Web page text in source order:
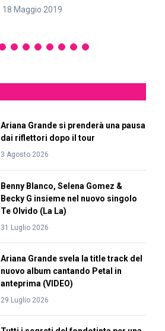
18 Maggio 2019
Ariana Grande si prenderà una pausa
dai riflettori dopo il tour
3 Agosto 2026
Benny Blanco, Selena Gomez &
Becky G insieme nel nuovo singolo
Te Olvido (La La)
31 Luglio 2026
Ariana Grande svela la title track del
nuovo album cantando Petal in
anteprima (VIDEO)
29 Luglio 2026